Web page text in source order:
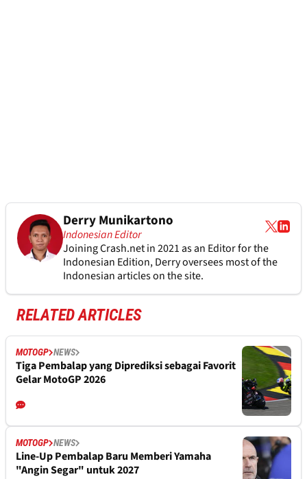
Derry Munikartono
Indonesian Editor
Joining Crash.net in 2021 as an Editor for the
Indonesian Edition, Derry oversees most of the
Indonesian articles on the site.
RELATED ARTICLES
MOTOGP NEWS
Tiga Pembalap yang Diprediksi sebagai Favorit
Gelar MotoGP 2026
MOTOGP NEWS
Line-Up Pembalap Baru Memberi Yamaha
"Angin Segar" untuk 2027